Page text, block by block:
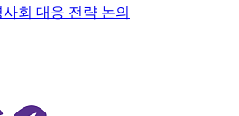
회 대응 전략 논의